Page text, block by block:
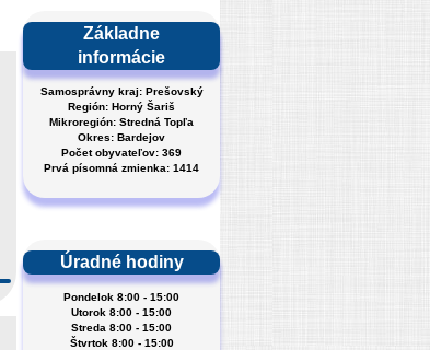
Základne
informácie
Samosprávny kraj: Prešovský
Región: Horný Šariš
Mikroregión: Stredná Topľa
Okres: Bardejov
Počet obyvateľov: 369
Prvá písomná zmienka: 1414
Úradné hodiny
Pondelok 8:00 - 15:00
Utorok 8:00 - 15:00
Streda 8:00 - 15:00
Štvrtok 8:00 - 15:00